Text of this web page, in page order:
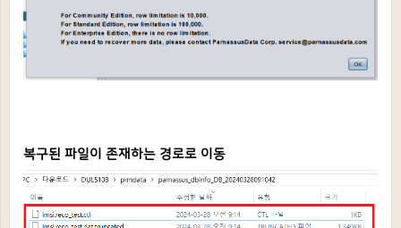
복구된 파일이 존재하는 경로로 이동